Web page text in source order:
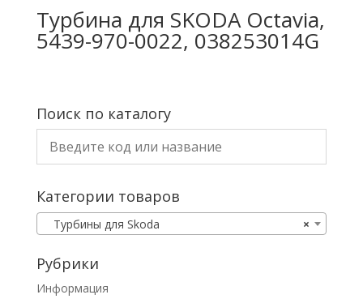
Турбина для SKODA Octavia,
5439-970-0022, 038253014G
Поиск по каталогу
Категории товаров
×
Турбины для Skoda
Рубрики
Информация